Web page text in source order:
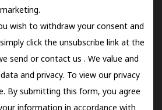
wish to withdraw your consent and
click the unsubscribe link at the
send orcontact us . We value and
and privacy. To view our privacy
By submitting this form, you agree